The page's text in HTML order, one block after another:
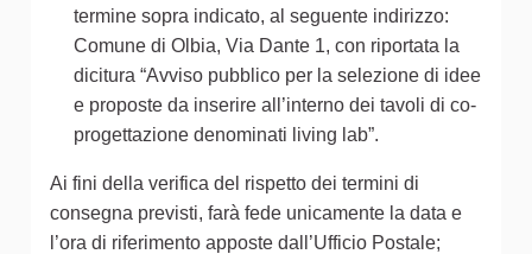
termine sopra indicato, al seguente indirizzo:
Comune di Olbia, Via Dante 1, con riportata la
dicitura “Avviso pubblico per la selezione di idee
e proposte da inserire all’interno dei tavoli di co-
progettazione denominati living lab”.
Ai fini della verifica del rispetto dei termini di
consegna previsti, farà fede unicamente la data e
l’ora di riferimento apposte dall’Ufficio Postale;